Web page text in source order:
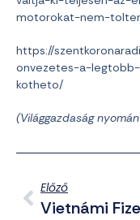
motorokat-nem-
https://
onvezetes-a-
kotheto/
(Világgazdaság
Előző